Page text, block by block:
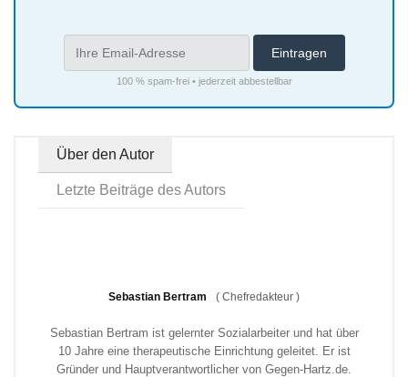
100 % spam-frei • jederzeit abbestellbar
Über den Autor
Letzte Beiträge des Autors
Sebastian Bertram ( Chefredakteur )
Sebastian Bertram ist gelernter Sozialarbeiter und hat über
10 Jahre eine therapeutische Einrichtung geleitet. Er ist
Gründer und Hauptverantwortlicher von Gegen-Hartz.de.